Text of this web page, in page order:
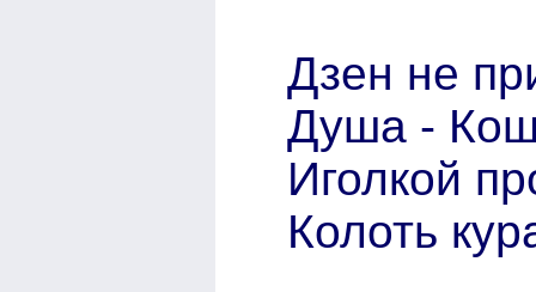
Дзен не
Душа -
Иголкой
Колоть